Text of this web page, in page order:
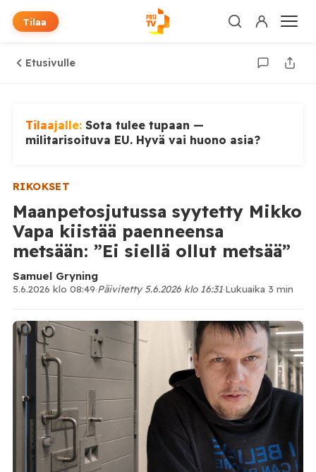
Tilaa
Etusivulle
Tilaajalle: Sota tulee tupaan —
militarisoituva EU. Hyvä vai huono asia?
RIKOKSET
Maanpetosjutussa syytetty Mikko
Vapa kiistää paenneensa
metsään: ”Ei siellä ollut metsää”
Samuel Gryning
5.6.2026 klo 08:49·Päivitetty 5.6.2026 klo 16:31·Lukuaika 3 min